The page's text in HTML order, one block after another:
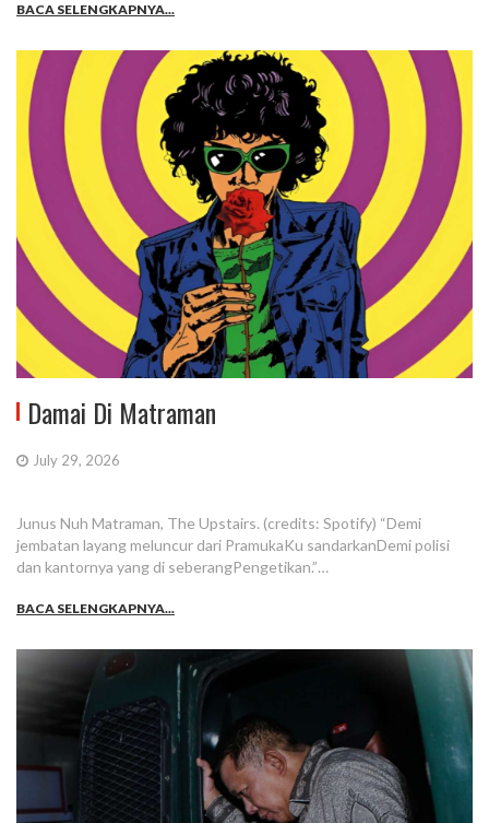
BACA SELENGKAPNYA...
Damai Di Matraman
July 29, 2026
Junus Nuh Matraman, The Upstairs. (credits: Spotify) “Demi
jembatan layang meluncur dari PramukaKu sandarkanDemi polisi
dan kantornya yang di seberangPengetikan.”…
BACA SELENGKAPNYA...